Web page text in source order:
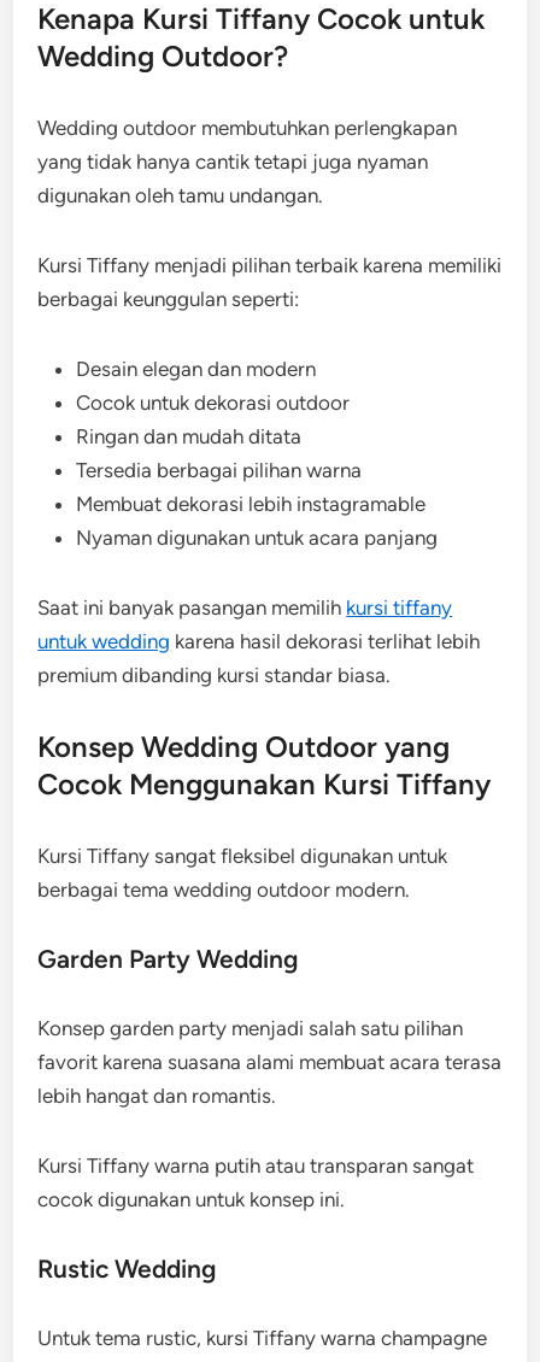
Kenapa Kursi Tiffany Cocok untuk
Wedding Outdoor?
Wedding outdoor membutuhkan perlengkapan
yang tidak hanya cantik tetapi juga nyaman
digunakan oleh tamu undangan.
Kursi Tiffany menjadi pilihan terbaik karena memiliki
berbagai keunggulan seperti:
Desain elegan dan modern
Cocok untuk dekorasi outdoor
Ringan dan mudah ditata
Tersedia berbagai pilihan warna
Membuat dekorasi lebih instagramable
Nyaman digunakan untuk acara panjang
Saat ini banyak pasangan memilih kursi tiffany
untuk wedding karena hasil dekorasi terlihat lebih
premium dibanding kursi standar biasa.
Konsep Wedding Outdoor yang
Cocok Menggunakan Kursi Tiffany
Kursi Tiffany sangat fleksibel digunakan untuk
berbagai tema wedding outdoor modern.
Garden Party Wedding
Konsep garden party menjadi salah satu pilihan
favorit karena suasana alami membuat acara terasa
lebih hangat dan romantis.
Kursi Tiffany warna putih atau transparan sangat
cocok digunakan untuk konsep ini.
Rustic Wedding
Untuk tema rustic, kursi Tiffany warna champagne